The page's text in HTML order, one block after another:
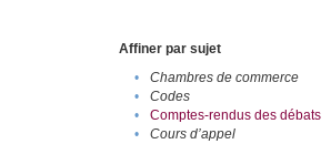
Affiner par sujet
•
Chambres de commerce
•
Codes
•
Comptes-rendus des débats
•
Cours d’appel